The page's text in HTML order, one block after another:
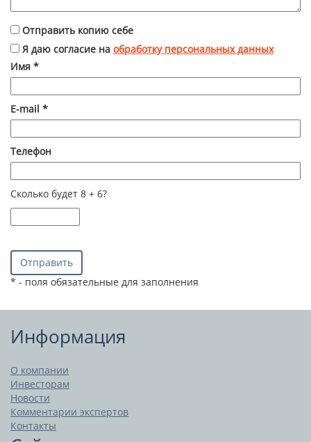
Отправить копию себе
Я даю согласие на обработку персональных данных
Имя *
E-mail *
Телефон
Сколько будет 8 + 6?
* - поля обязательные для заполнения
Информация
О компании
Инвесторам
Новости
Комментарии экспертов
Контакты